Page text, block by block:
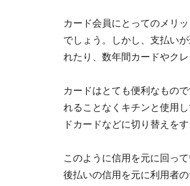
カード会員にとってのメリ
でしょう。しかし、支払い
れたり、数年間カードやク
カードはとても便利なもの
れることなくキチンと使用
ドカードなどに切り替えを
このように信用を元に回っ
後払いの信用を元に利用者